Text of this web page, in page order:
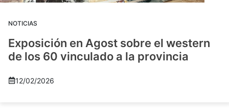
NOTICIAS
Exposición en Agost sobre el western
de los 60 vinculado a la provincia
12/02/2026